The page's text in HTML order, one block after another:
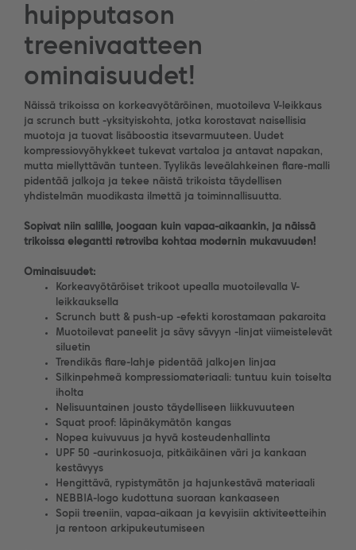
huipputason
treenivaatteen
ominaisuudet!
Näissä trikoissa on korkeavyötäröinen, muotoileva V-leikkaus
ja scrunch butt -yksityiskohta, jotka korostavat naisellisia
muotoja ja tuovat lisäboostia itsevarmuuteen. Uudet
kompressiovyöhykkeet tukevat vartaloa ja antavat napakan,
mutta miellyttävän tunteen. Tyylikäs leveälahkeinen flare-malli
pidentää jalkoja ja tekee näistä trikoista täydellisen
yhdistelmän muodikasta ilmettä ja toiminnallisuutta.
Sopivat niin salille, joogaan kuin vapaa-aikaankin, ja näissä
trikoissa elegantti retroviba kohtaa modernin mukavuuden!
Ominaisuudet:
Korkeavyötäröiset trikoot upealla muotoilevalla V-
leikkauksella
Scrunch butt & push-up -efekti korostamaan pakaroita
Muotoilevat paneelit ja sävy sävyyn -linjat viimeistelevät
siluetin
Trendikäs flare-lahje pidentää jalkojen linjaa
Silkinpehmeä kompressiomateriaali: tuntuu kuin toiselta
iholta
Nelisuuntainen jousto täydelliseen liikkuvuuteen
Squat proof: läpinäkymätön kangas
Nopea kuivuvuus ja hyvä kosteudenhallinta
UPF 50 -aurinkosuoja, pitkäikäinen väri ja kankaan
kestävyys
Hengittävä, rypistymätön ja hajunkestävä materiaali
NEBBIA-logo kudottuna suoraan kankaaseen
Sopii treeniin, vapaa-aikaan ja kevyisiin aktiviteetteihin
ja rentoon arkipukeutumiseen